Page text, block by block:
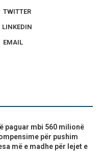
TWITTER
LINKEDIN
EMAIL
paguar mbi 560 milionë
për pushim
më e madhe për lejet e